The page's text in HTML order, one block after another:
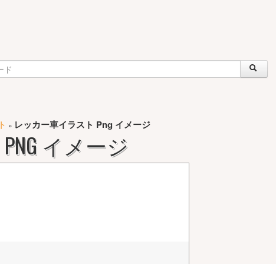
» レッカー車イラスト Png イメージ
イメージ